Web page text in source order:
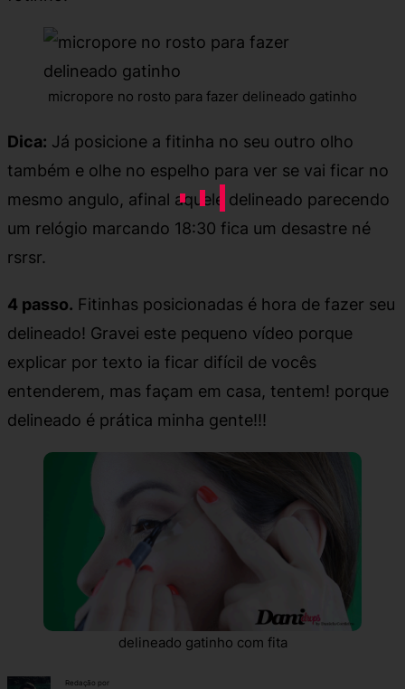
micropore no rosto para fazer delineado gatinho
Dica: Já posicione a fitinha no seu outro olho
também e olhe no espelho para ver se vai ficar no
mesmo angulo, afinal aquele delineado parecendo
um relógio marcando 18:30 fica um desastre né
rsrsr.
4 passo. Fitinhas posicionadas é hora de fazer seu
delineado! Gravei este pequeno vídeo porque
explicar por texto ia ficar difícil de vocês
entenderem, mas façam em casa, tentem! porque
delineado é prática minha gente!!!
delineado gatinho com fita
Redação por